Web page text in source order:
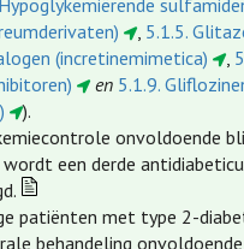
, 5.1.5.
(incretinemimetica)
,
en 5.1.9.
).
onvoldoende
wordt een derde
patiënten met type 2-
behandeling